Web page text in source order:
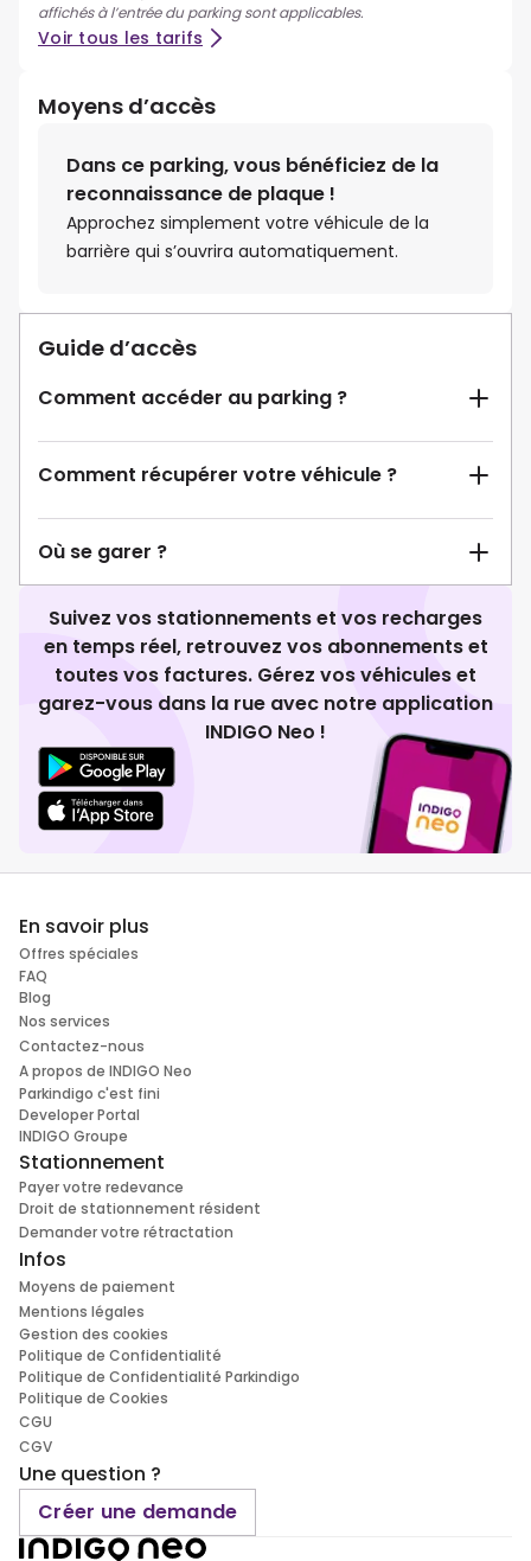
affichés à l’entrée du parking sont applicables.
Voir tous les tarifs
Moyens d’accès
Dans ce parking, vous bénéficiez de la
reconnaissance de plaque !
Approchez simplement votre véhicule de la
barrière qui s’ouvrira automatiquement.
Guide d’accès
Comment accéder au parking ?
Comment récupérer votre véhicule ?
Où se garer ?
Suivez vos stationnements et vos recharges
en temps réel, retrouvez vos abonnements et
toutes vos factures. Gérez vos véhicules et
garez-vous dans la rue avec notre application
INDIGO Neo !
En savoir plus
Offres spéciales
FAQ
Blog
Nos services
Contactez-nous
A propos de INDIGO Neo
Parkindigo c'est fini
Developer Portal
INDIGO Groupe
Stationnement
Payer votre redevance
Droit de stationnement résident
Demander votre rétractation
Infos
Moyens de paiement
Mentions légales
Gestion des cookies
Politique de Confidentialité
Politique de Confidentialité Parkindigo
Politique de Cookies
CGU
CGV
Une question ?
Créer une demande